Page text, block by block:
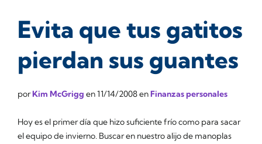
Evita que tus gatitos
pierdan sus guantes
porKim McGrigg en11/14/2008enFinanzas personales
Hoy es el primer día que hizo suficiente frío como para sacar
el equipo de invierno. Buscar en nuestro alijo de manoplas